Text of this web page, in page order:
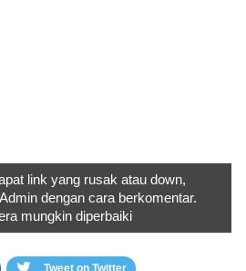
link yang rusak atau down,
dengan cara berkomentar.
mungkin diperbaiki
Tweet on Twitter